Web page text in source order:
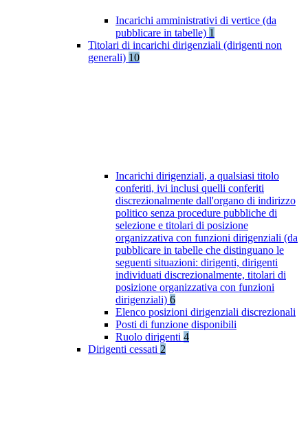
Incarichi amministrativi di vertice (da
pubblicare in tabelle) 1
Titolari di incarichi dirigenziali (dirigenti non
generali) 10
Incarichi dirigenziali, a qualsiasi titolo
conferiti, ivi inclusi quelli conferiti
discrezionalmente dall'organo di indirizzo
politico senza procedure pubbliche di
selezione e titolari di posizione
organizzativa con funzioni dirigenziali (da
pubblicare in tabelle che distinguano le
seguenti situazioni: dirigenti, dirigenti
individuati discrezionalmente, titolari di
posizione organizzativa con funzioni
dirigenziali) 6
Elenco posizioni dirigenziali discrezionali
Posti di funzione disponibili
Ruolo dirigenti 4
Dirigenti cessati 2